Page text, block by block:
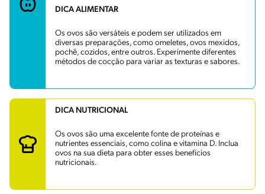
DICA ALIMENTAR
Os ovos são versáteis e podem ser utilizados em
diversas preparações, como omeletes, ovos mexidos,
pochê, cozidos, entre outros. Experimente diferentes
métodos de cocção para variar as texturas e sabores.
DICA NUTRICIONAL
Os ovos são uma excelente fonte de proteínas e
nutrientes essenciais, como colina e vitamina D. Inclua
ovos na sua dieta para obter esses benefícios
nutricionais.